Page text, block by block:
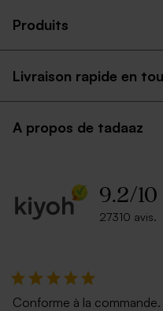
Produits
Livraison rapide en
A propos de tadaaz
9.2/10
27310 avis.
Conforme à la